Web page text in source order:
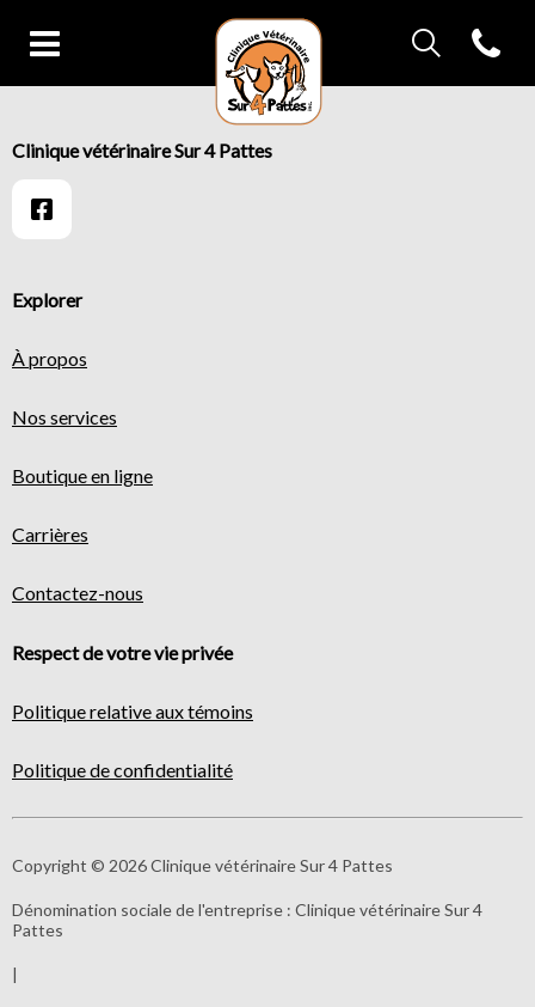
IvcPractices.HeaderNav.Search.Label
Envoyer
Page d'accueil de Clinique
Open
IvcPractices.HeaderNav.Search.Label
Explorer
À propos
Nos services
Boutique en ligne
Carrières
Contactez-nous
Respect de votre vie privée
Politique relative aux témoins
Politique de confidentialité
Clinique vétérinaire Sur 4 Pattes
Copyright © 2026 Clinique vétérinaire Sur 4 Pattes
Dénomination sociale de l'entreprise : Clinique vétérinaire Sur 4
Pattes
|